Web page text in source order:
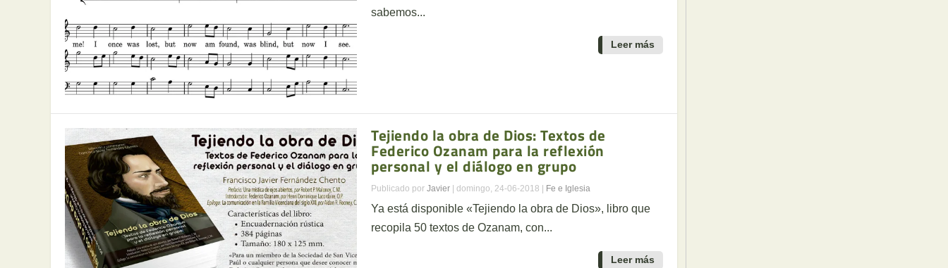
sabemos...
Leer más
Tejiendo la obra de Dios: Textos de
Federico Ozanam para la reflexión
personal y el diálogo en grupo
Publicado por Javier | domingo, 24-06-2018 | Fe e Iglesia
Ya está disponible «Tejiendo la obra de Dios», libro que
recopila 50 textos de Ozanam, con...
Leer más